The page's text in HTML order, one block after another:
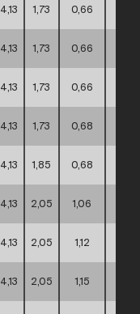
4,13 1,73 0,66
4,13 1,73 0,66
4,13 1,73 0,66
4,13 1,73 0,68
4,13 1,85 0,68
4,13 2,05 1,06
4,13 2,05 1,12
4,13 2,05 1,15